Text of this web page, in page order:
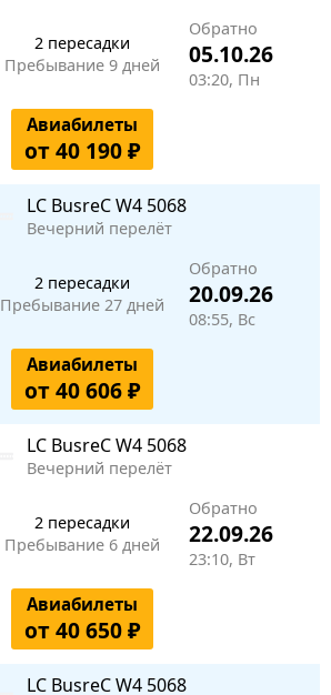
2 пересадки
Пребывание 9 дней
Обратно
05.10.26
03:20, Пн
Авиабилеты
от 40 190 ₽
LC BusreCW4 5068
Вечерний перелёт
2 пересадки
Пребывание 27 дней
Обратно
20.09.26
08:55, Вс
Авиабилеты
от 40 606 ₽
LC BusreCW4 5068
Вечерний перелёт
2 пересадки
Пребывание 6 дней
Обратно
22.09.26
23:10, Вт
Авиабилеты
от 40 650 ₽
LC BusreCW4 5068